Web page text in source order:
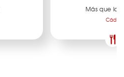
Más que la
Cádiz